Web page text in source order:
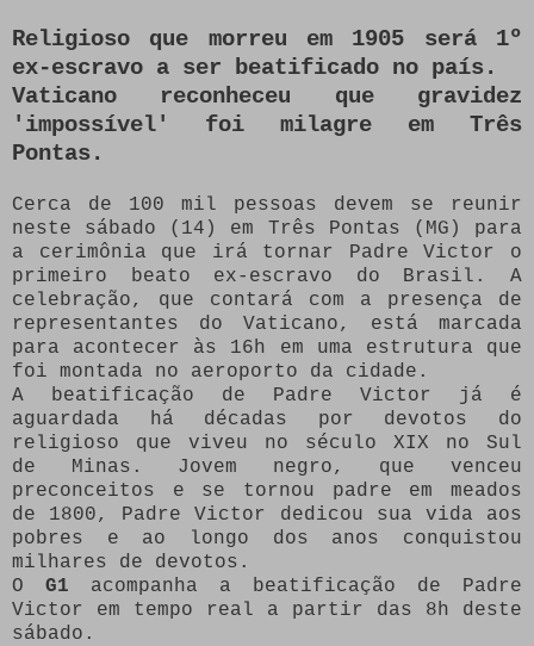
Religioso que morreu em 1905 será 1º
ex-escravo a ser beatificado no país.
Vaticano reconheceu que gravidez
'impossível' foi milagre em Três
Pontas.
Cerca de 100 mil pessoas devem se reunir
neste sábado (14) em Três Pontas (MG) para
a cerimônia que irá tornar Padre Victor o
primeiro beato ex-escravo do Brasil. A
celebração, que contará com a presença de
representantes do Vaticano, está marcada
para acontecer às 16h em uma estrutura que
foi montada no aeroporto da cidade.
A beatificação de Padre Victor já é
aguardada há décadas por devotos do
religioso que viveu no século XIX no Sul
de Minas. Jovem negro, que venceu
preconceitos e se tornou padre em meados
de 1800, Padre Victor dedicou sua vida aos
pobres e ao longo dos anos conquistou
milhares de devotos.
O G1 acompanha a beatificação de Padre
Victor em tempo real a partir das 8h deste
sábado.